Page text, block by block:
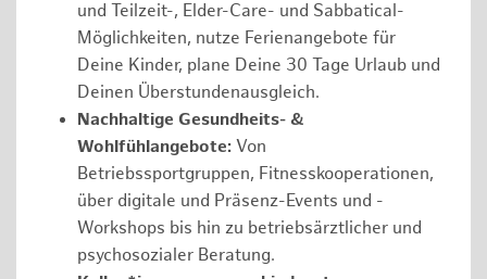
und Teilzeit-, Elder-Care- und Sabbatical-
Möglichkeiten, nutze Ferienangebote für
Deine Kinder, plane Deine 30 Tage Urlaub und
Deinen Überstundenausgleich.
Nachhaltige Gesundheits- &
Wohlfühlangebote: Von
Betriebssportgruppen, Fitnesskooperationen,
über digitale und Präsenz-Events und -
Workshops bis hin zu betriebsärztlicher und
psychosozialer Beratung.